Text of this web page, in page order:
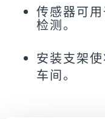
传感器可
检测。
安装支架
车间。